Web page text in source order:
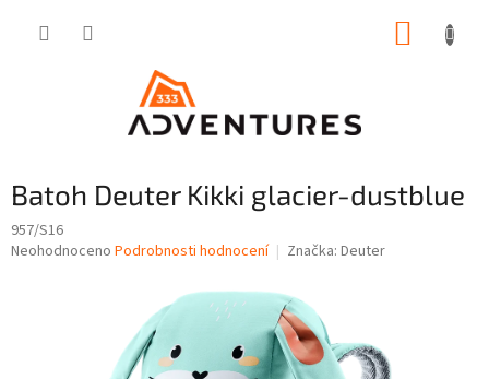
Batoh Deuter Kikki glacier-dustblue
957/S16
Průměrné
Neohodnoceno Podrobnosti hodnocení Značka: Deuter